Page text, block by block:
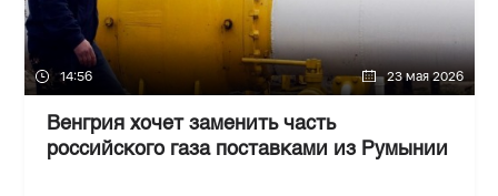
14:56 23 мая 2026
Венгрия хочет заменить часть
российского газа поставками из Румынии